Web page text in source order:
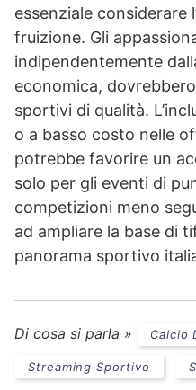
essenziale considerare
fruizione. Gli
indipendentemente
economica,
sportivi di qualità.
o a basso costo nelle
potrebbe favorire un
solo per gli eventi di
competizioni meno
ad ampliare la base di
panorama sportivo
Di cosa si parla » Calcio
Streaming Sportivo